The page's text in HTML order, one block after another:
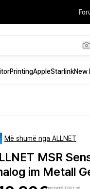
PrintingAppleStarlinkNew
Më shumë nga ALLNET
MSR
im Metall
përfshirë TVSH-në